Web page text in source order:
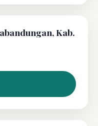
Kab.